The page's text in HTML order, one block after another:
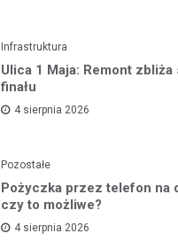
Infrastruktura
Ulica 1 Maja: Remont zbliża
finału
4 sierpnia 2026
Pozostałe
Pożyczka przez telefon na
czy to możliwe?
4 sierpnia 2026